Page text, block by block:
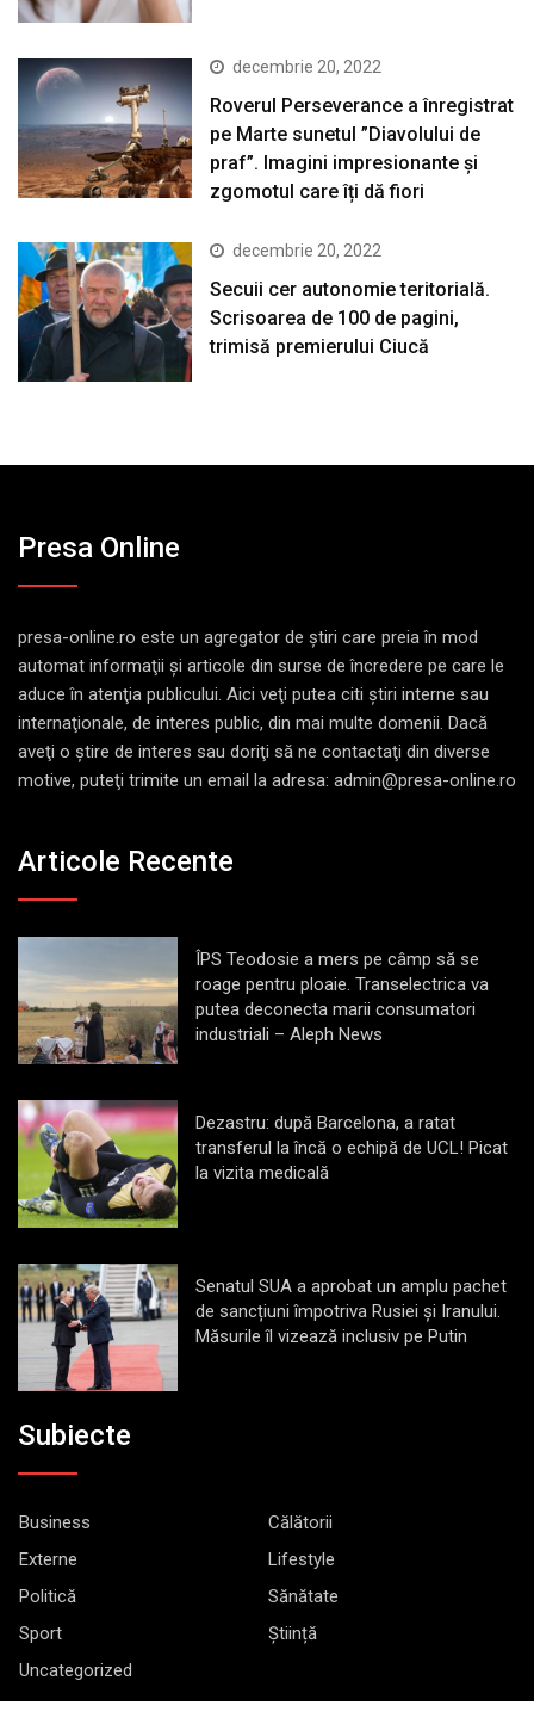
decembrie 20, 2022
Roverul Perseverance a înregistrat
pe Marte sunetul ”Diavolului de
praf”. Imagini impresionante și
zgomotul care îți dă fiori
decembrie 20, 2022
Secuii cer autonomie teritorială.
Scrisoarea de 100 de pagini,
trimisă premierului Ciucă
Presa Online
presa-online.ro este un agregator de ştiri care preia în mod
automat informaţii şi articole din surse de încredere pe care le
aduce în atenţia publicului. Aici veţi putea citi ştiri interne sau
internaţionale, de interes public, din mai multe domenii. Dacă
aveţi o ştire de interes sau doriţi să ne contactaţi din diverse
motive, puteţi trimite un email la adresa: admin@presa-online.ro
Articole Recente
ÎPS Teodosie a mers pe câmp să se
roage pentru ploaie. Transelectrica va
putea deconecta marii consumatori
industriali – Aleph News
Dezastru: după Barcelona, a ratat
transferul la încă o echipă de UCL! Picat
la vizita medicală
Senatul SUA a aprobat un amplu pachet
de sancțiuni împotriva Rusiei și Iranului.
Măsurile îl vizează inclusiv pe Putin
Subiecte
Business
Călătorii
Externe
Lifestyle
Politică
Sănătate
Sport
Știință
Uncategorized